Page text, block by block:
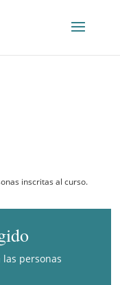
inscritas al curso.
personas